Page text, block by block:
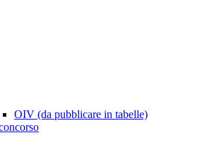
OIV (da pubblicare in tabelle)